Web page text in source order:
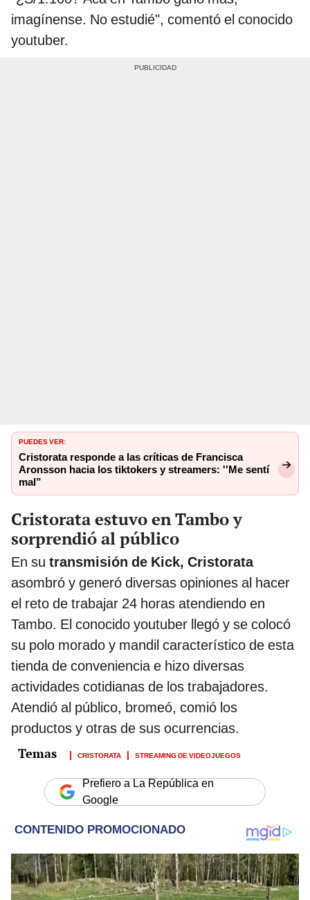
imagínense. No estudié", comentó el conocido
youtuber.
PUEDES VER:
Cristorata responde a las críticas de Francisca
Aronsson hacia los tiktokers y streamers: ''Me sentí
mal”
Cristorata estuvo en Tambo y
sorprendió al público
En su transmisión de Kick, Cristorata
asombró y generó diversas opiniones al hacer
el reto de trabajar 24 horas atendiendo en
Tambo. El conocido youtuber llegó y se colocó
su polo morado y mandil característico de esta
tienda de conveniencia e hizo diversas
actividades cotidianas de los trabajadores.
Atendió al público, bromeó, comió los
productos y otras de sus ocurrencias.
CRISTORATA STREAMING DE VIDEOJUEGOS
Prefiero a La República en
Google